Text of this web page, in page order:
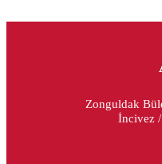
Zonguldak
İncivez